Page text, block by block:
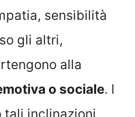
sensibilità
gli altri,
alla
o sociale. I